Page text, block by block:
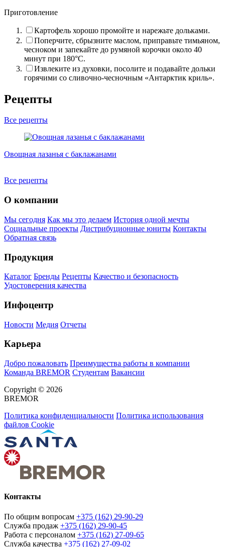
Приготовление
Картофель хорошо промойте и нарежьте дольками.
Поперчите, сбрызните маслом, приправьте тимьяном,
чесноком и запекайте до румяной корочки около 40
минут при 180°C.
Извлеките из духовки, посолите и подавайте дольки
горячими со сливочно-чесночным «Антарктик криль».
Рецепты
Все рецепты
Овощная лазанья с баклажанами
Все рецепты
О компании
Мы сегодня Как мы это делаем История одной мечты
Социальные проекты Дистрибуционные юниты Контакты
Обратная связь
Продукция
Каталог Бренды Рецепты Качество и безопасность
Удостоверения качества
Инфоцентр
Новости Медия Отчеты
Карьера
Добро пожаловать Преимущества работы в компании
Команда BREMOR Студентам Вакансии
Copyright © 2026
BREMOR
Политика конфиденциальности Политика использования
файлов Cookie
Контакты
По общим вопросам +375 (162) 29-90-29
Служба продаж +375 (162) 29-90-45
Работа с персоналом +375 (162) 27-09-65
Служба качества +375 (162) 27-09-02